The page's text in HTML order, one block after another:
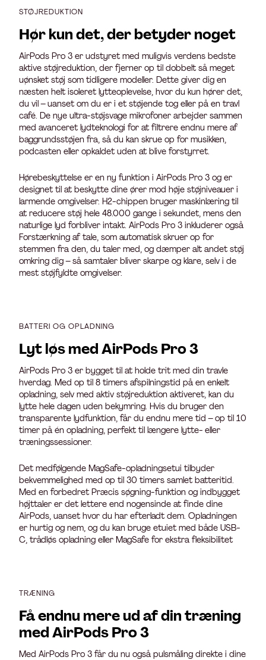
STØJREDUKTION
Hør kun det, der betyder noget
AirPods Pro 3 er udstyret med muligvis verdens bedste
aktive støjreduktion, der fjerner op til dobbelt så meget
uønsket støj som tidligere modeller. Dette giver dig en
næsten helt isoleret lytteoplevelse, hvor du kun hører det,
du vil – uanset om du er i et støjende tog eller på en travl
café. De nye ultra-støjsvage mikrofoner arbejder sammen
med avanceret lydteknologi for at filtrere endnu mere af
baggrundsstøjen fra, så du kan skrue op for musikken,
podcasten eller opkaldet uden at blive forstyrret.
Hørebeskyttelse er en ny funktion i AirPods Pro 3 og er
designet til at beskytte dine ører mod høje støjniveauer i
larmende omgivelser. H2-chippen bruger maskinlæring til
at reducere støj hele 48.000 gange i sekundet, mens den
naturlige lyd forbliver intakt. AirPods Pro 3 inkluderer også
Forstærkning af tale, som automatisk skruer op for
stemmen fra den, du taler med, og dæmper alt andet støj
omkring dig – så samtaler bliver skarpe og klare, selv i de
mest støjfyldte omgivelser.
BATTERI OG OPLADNING
Lyt løs med AirPods Pro 3
AirPods Pro 3 er bygget til at holde trit med din travle
hverdag. Med op til 8 timers afspilningstid på en enkelt
opladning, selv med aktiv støjreduktion aktiveret, kan du
lytte hele dagen uden bekymring. Hvis du bruger den
transparente lydfunktion, får du endnu mere tid – op til 10
timer på én opladning, perfekt til længere lytte- eller
træningssessioner.
Det medfølgende MagSafe-opladningsetui tilbyder
bekvemmelighed med op til 30 timers samlet batteritid.
Med en forbedret Præcis søgning-funktion og indbygget
højttaler er det lettere end nogensinde at finde dine
AirPods, uanset hvor du har efterladt dem. Opladningen
er hurtig og nem, og du kan bruge etuiet med både USB-
C, trådløs opladning eller MagSafe for ekstra fleksibilitet
TRÆNING
Få endnu mere ud af din træning
med AirPods Pro 3
Med AirPods Pro 3 får du nu også pulsmåling direkte i dine